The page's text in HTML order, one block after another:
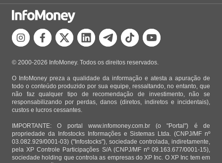
© 2000-2026 InfoMoney. Todos os direitos reservados.
O InfoMoney preza a qualidade da informação e atesta a apuração de
todo o conteúdo produzido por sua equipe, ressaltando, no entanto, que
não faz qualquer tipo de recomendação de investimento, não se
responsabilizando por perdas, danos (diretos, indiretos e incidentais),
custos e lucros cessantes.
IMPORTANTE: O portal www.infomoney.com.br (o "Portal") é de
propriedade da Infostocks Informações e Sistemas Ltda. (CNPJ/MF nº
03.082.929/0001-03) ("Infostocks"), sociedade controlada, indiretamente,
pela XP Controle Participações S/A (CNPJ/MF nº 09.163.677/0001-15),
sociedade holding que controla as empresas do XP Inc. O XP Inc tem em